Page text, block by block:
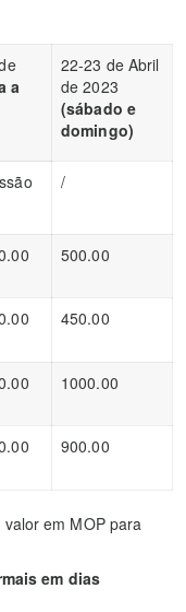
a
22-23 de Abril
de 2023
(sábado e
domingo)
/
500.00
450.00
1000.00
900.00
em MOP para
em dias